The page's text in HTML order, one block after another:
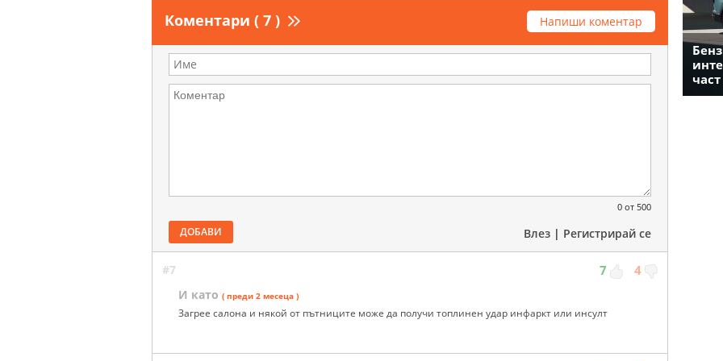
Коментари ( 7 ) Напиши коментар
0 от 500
ДОБАВИ Влез | Регистрирай се
#7 7 4
И като ( преди 2 месеца )
Загрее салона и някой от пътниците може да получи топлинен удар инфаркт или инсулт
част